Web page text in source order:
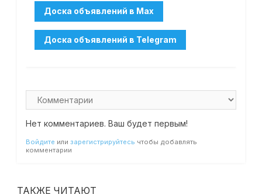
Нет комментариев. Ваш будет первым!
Войдите или зарегистрируйтесь чтобы добавлять
комментарии
ТАКЖЕ ЧИТАЮТ